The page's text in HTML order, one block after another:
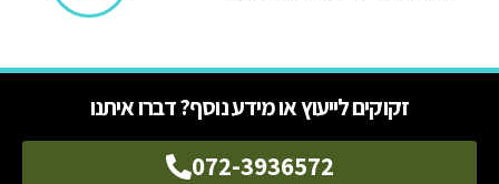
זקוקים לייעוץ או מידע נוסף? דברו איתנו
072-3936572